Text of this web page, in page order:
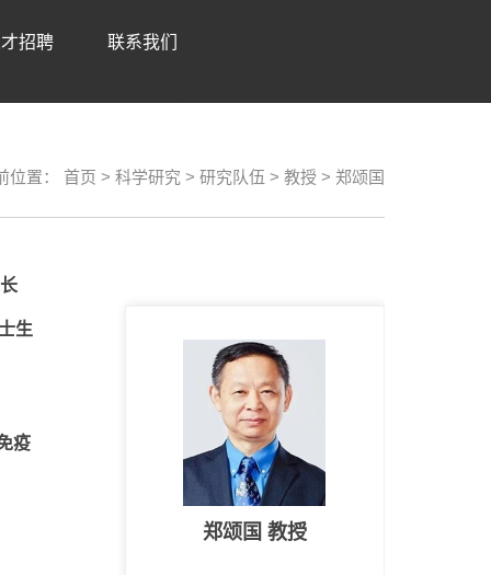
招聘 联系我们
位置： 首页 > 科学研究> 研究队伍 > 教授 > 郑颂国
生
疫
郑颂国 教授